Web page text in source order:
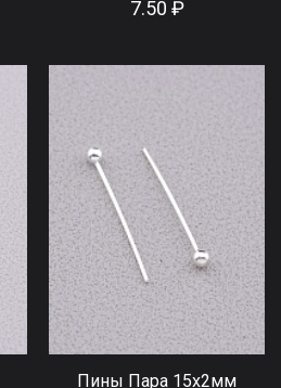
7.50 ₽
Пины Пара 15x2мм